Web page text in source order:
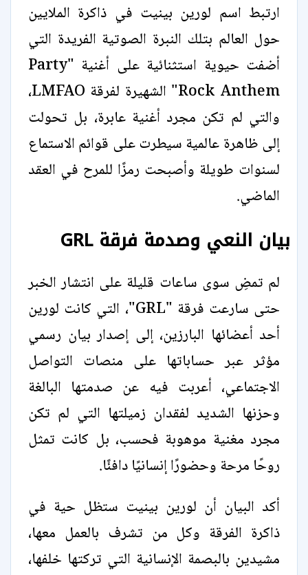
ارتبط اسم لورين بينيت في ذاكرة الملايين
حول العالم بتلك النبرة الصوتية الفريدة التي
أضفت حيوية استثنائية على أغنية "Party
Rock Anthem" الشهيرة لفرقة LMFAO،
والتي لم تكن مجرد أغنية عابرة، بل تحولت
إلى ظاهرة عالمية سيطرت على قوائم الاستماع
لسنوات طويلة وأصبحت رمزًا للمرح في العقد
الماضي.
بيان النعي وصدمة فرقة GRL
لم تمضِ سوى ساعات قليلة على انتشار الخبر
حتى سارعت فرقة "GRL"، التي كانت لورين
أحد أعضائها البارزين، إلى إصدار بيان رسمي
مؤثر عبر حساباتها على منصات التواصل
الاجتماعي، أعربت فيه عن صدمتها البالغة
وحزنها الشديد لفقدان زميلتها التي لم تكن
مجرد مغنية موهوبة فحسب، بل كانت تمثل
روحًا مرحة وحضورًا إنسانيًا دافئًا.
أكد البيان أن لورين بينيت ستظل حية في
ذاكرة الفرقة وكل من تشرف بالعمل معها،
مشيدين بالبصمة الإنسانية التي تركتها خلفها،